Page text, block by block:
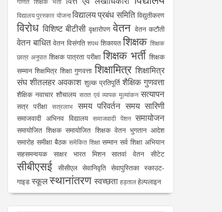
गणित शिक्षक भर्ती
विद्यालय पुरस्कार योजनाविद्यालय प्रबंध समिति विद्युतीकरण
विरोध विशिष्ट बीटीसी वृक्षारोपण वेतन वेतन कटौती
वेतन बाधित वेतन विसंगति शपथ शिकायत शिक्षक शिक्षक
छात्र अनुपात शिक्षक पात्रता परीक्षा शिक्षक भर्ती शिक्षक
सम्मान शिक्षमित्र शिक्षा गुणवत्ता शिक्षामित्र शिक्षामित्र
संघ शीतलहर अवकाश शुल्क प्रतिपूर्ति शैक्षिक गुणवत्ता
शैक्षिक नवाचार शौचालय सतत एवं व्यापक मूल्यांकन सत्यापन
सत्र परीक्षा सत्रलाभ समय परिवर्तन समय सारिणी
समाजवादी अभिनव विद्यालय समाजवादी पेंशन समायोजन
समायोजित शिक्षक समायोजित शिक्षक वेतन भुगतान आदेश
समारोह समीक्षा बैठक समेकित शिक्षा सम्मान सर्व शिक्षा अभियान
सहसमन्वयक
साक्षर भारत मिशन सातवां वेतन सीटेट
सीबीएसई सीसीएल सेवानिवृति सेवापुस्तिका स्काउट-
गाइड स्कूलस्थानांतरण स्वच्छता हड़तालहेल्पलाइन